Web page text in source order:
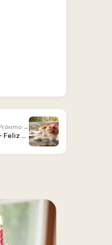
→
Tia é Segunda Mãe — Feliz Aniversário